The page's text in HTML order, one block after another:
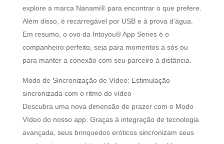
explore a marca Nanami® para encontrar o que prefere.
Além disso, é recarregável por USB e à prova d’água.
Em resumo, o ovo da Intoyou® App Series é o
companheiro perfeito, seja para momentos a sós ou
para manter a conexão com seu parceiro à distância.
Modo de Sincronização de Vídeo: Estimulação
sincronizada com o ritmo do vídeo
Descubra uma nova dimensão de prazer com o Modo
Vídeo do nosso app. Graças à integração de tecnologia
avançada, seus brinquedos eróticos sincronizam seus